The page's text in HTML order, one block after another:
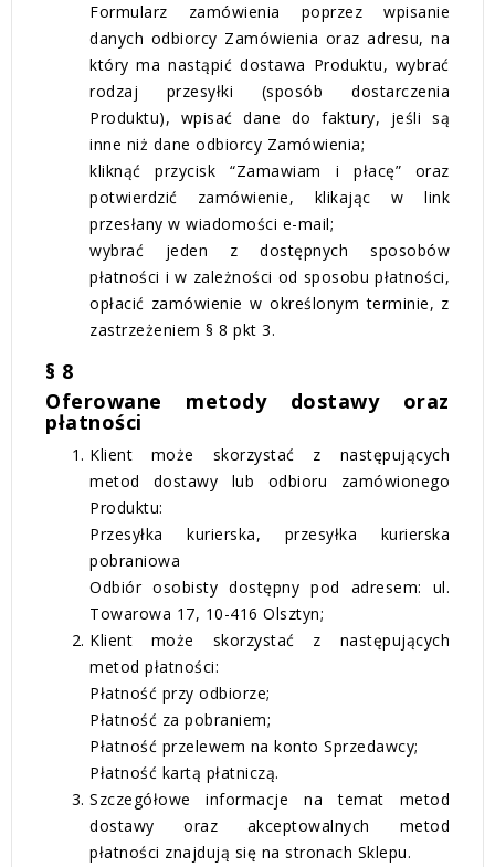
Formularz zamówienia poprzez wpisanie
danych odbiorcy Zamówienia oraz adresu, na
który ma nastąpić dostawa Produktu, wybrać
rodzaj przesyłki (sposób dostarczenia
Produktu), wpisać dane do faktury, jeśli są
inne niż dane odbiorcy Zamówienia;
kliknąć przycisk “Zamawiam i płacę” oraz
potwierdzić zamówienie, klikając w link
przesłany w wiadomości e-mail;
wybrać jeden z dostępnych sposobów
płatności i w zależności od sposobu płatności,
opłacić zamówienie w określonym terminie, z
zastrzeżeniem § 8 pkt 3.
§ 8
Oferowane metody dostawy oraz
płatności
Klient może skorzystać z następujących
metod dostawy lub odbioru zamówionego
Produktu:
Przesyłka kurierska, przesyłka kurierska
pobraniowa
Odbiór osobisty dostępny pod adresem: ul.
Towarowa 17, 10-416 Olsztyn;
Klient może skorzystać z następujących
metod płatności:
Płatność przy odbiorze;
Płatność za pobraniem;
Płatność przelewem na konto Sprzedawcy;
Płatność kartą płatniczą.
Szczegółowe informacje na temat metod
dostawy oraz akceptowalnych metod
płatności znajdują się na stronach Sklepu.